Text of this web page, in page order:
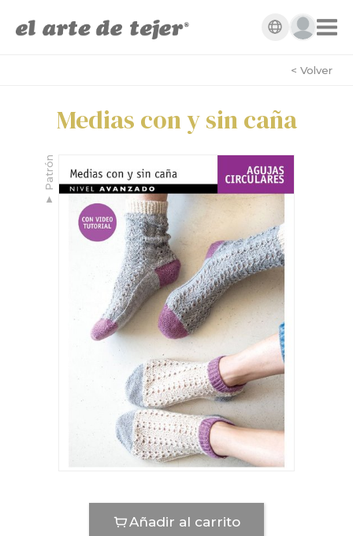
< Volver
Medias con y sin caña
▼
Patrón
Añadir al carrito